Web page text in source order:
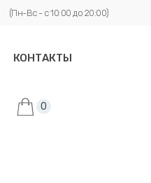
(Пн-Вс - с 10:00 до 20:00)
КОНТАКТЫ
0